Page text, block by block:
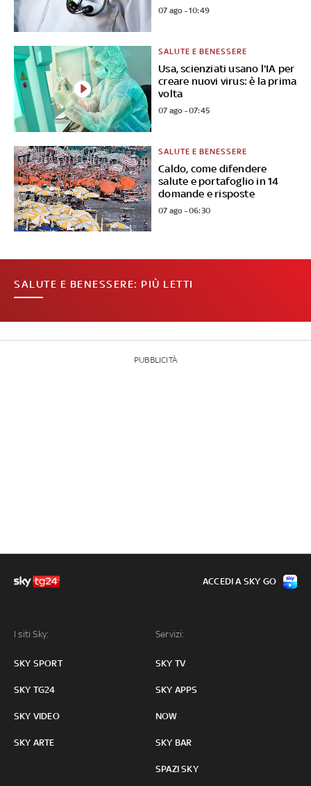
07 ago - 10:49
Usa, scienziati usano l'IA per
creare nuovi virus: è la prima
volta
SALUTE E BENESSERE
07 ago - 07:45
Caldo, come difendere
salute e portafoglio in 14
domande e risposte
SALUTE E BENESSERE
07 ago - 06:30
SALUTE E BENESSERE: PIÙ LETTI
PUBBLICITÀ
I siti Sky:
SKY SPORT
SKY TG24
SKY VIDEO
SKY ARTE
Servizi:
SKY TV
SKY APPS
NOW
SKY BAR
SPAZI SKY
ACCEDI A SKY GO